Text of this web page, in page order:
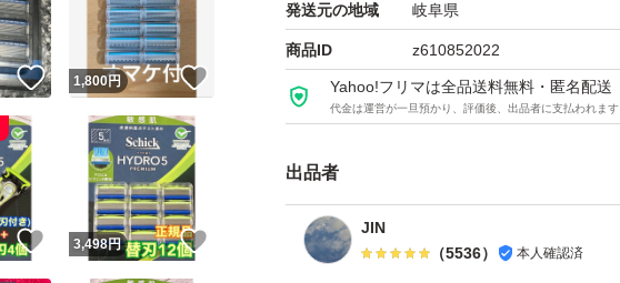
〈原産国〉替刃： アメリカ製
シェービング剤：中国製
#替刃
#Schick HYDRO5
#髭剃り
発送元の地域 岐阜県
商品ID z610852022
Yahoo!フリマは全品送料無料・匿名配送
代金は運営が一旦預かり、評価後、出品者に支払われます
出品者
JIN
（5536） 本人確認済
いいね！
1,800円
いいね！
3,498円